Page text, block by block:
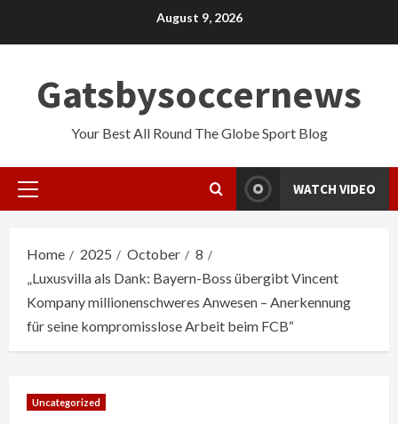
August 9, 2026
Gatsbysoccernews
Your Best All Round The Globe Sport Blog
Primary
WATCH VIDEO
Home 2025 October
8
„Luxusvilla als Dank: Bayern-Boss übergibt Vincent
Kompany millionenschweres Anwesen – Anerkennung
für seine kompromisslose Arbeit beim FCB“
Uncategorized